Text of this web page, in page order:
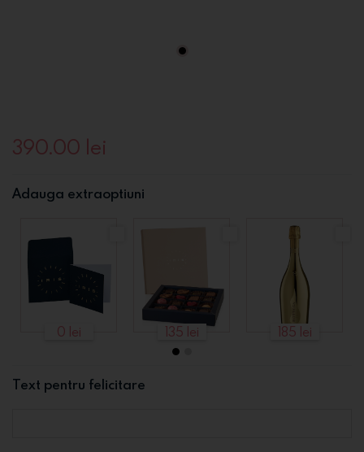
390.00 lei
Adauga extraoptiuni
0 lei 135 lei 185 lei
Text pentru felicitare